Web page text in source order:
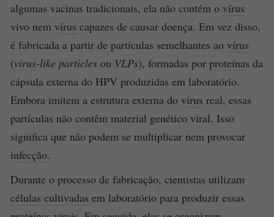
algumas vacinas tradicionais, ela não contém o vírus
vivo nem vírus capazes de causar doença. Em vez disso,
é fabricada a partir de partículas semelhantes ao vírus
(virus-like particles ou VLPs), formadas por proteínas da
cápsula externa do HPV produzidas em laboratório.
Embora imitem a estrutura externa do vírus real, essas
partículas não contêm material genético viral. Isso
significa que não podem se multiplicar nem provocar
infecção.
Durante o processo de fabricação, cientistas utilizam
células cultivadas em laboratório para produzir essas